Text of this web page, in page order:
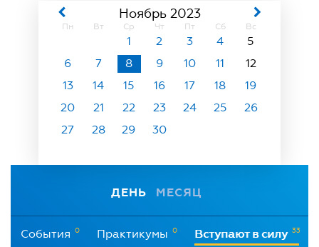
Ноябрь 2023
Пн Вт Ср Чт Пт Сб Вс
1 2 3 4
5
6
7 8 9 10 11
12
13
14 15 16 17 18
19
20
21 22 23 24 25
26
27
28 29 30
ДЕНЬ МЕСЯЦ
События 0 Практикумы 0 Вступают в силу 33